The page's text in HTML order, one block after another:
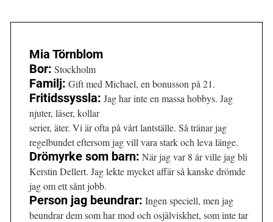
Mia Törnblom
Bor: Stockholm
Familj: Gift med Michael, en bonusson på 21.
Fritidssyssla: Jag har inte en massa hobbys. Jag
njuter, läser, kollar
serier, äter. Vi är ofta på vårt lantställe. Så tränar jag
regelbundet eftersom jag vill vara stark och leva länge.
Drömyrke som barn: När jag var 8 år ville jag bli
Kerstin Dellert. Jag lekte mycket affär så kanske drömde
jag om ett sånt jobb.
Person jag beundrar: Ingen speciell, men jag
beundrar dem som har mod och osjälviskhet, som inte tar